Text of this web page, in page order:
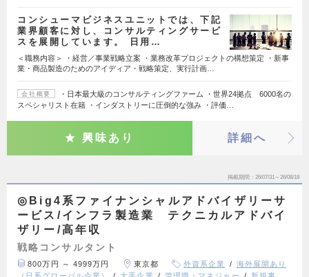
コンシューマビジネスユニットでは、下記
業界顧客に対し、コンサルティングサービ
スを展開しています。 日用…
＜職務内容＞ ・経営／事業戦略立案 ・業務改革プロジェクトの構想策定 ・新事
業・商品製造のためのアイディア・戦略策定、実行計画…
会社概要
・日本最大級のコンサルティングファーム ・世界24拠点 6000名の
スペシャリスト在籍 ・インダストリーに圧倒的な強み ・評価…
興味あり 詳細へ
掲載期間 26/07/31～26/08/18
◎Big4系ファイナンシャルアドバイザリーサ
ービス/インフラ製造業 テクニカルアドバイ
ザリー/高年収
戦略コンサルタント
800万円 ～ 4999万円 東京都 外資系企業
海外展開あり
（日系グローバル企業）
大手企業 管理職・マネジャー
新規事